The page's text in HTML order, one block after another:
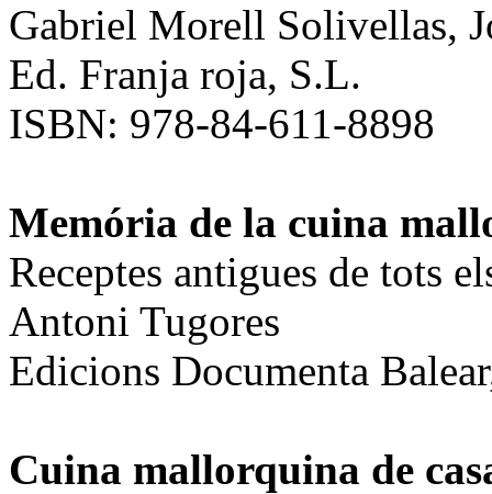
Gabriel Morell Solivellas,
Ed. Franja roja, S.L.
ISBN: 978-84-611-8898
Memória de la cuina
Receptes antigues de tots
Antoni Tugores
Edicions Documenta
Cuina mallorquina de